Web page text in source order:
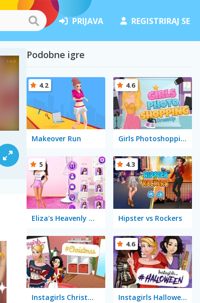
PRIJAVA REGISTRIRAJ SE
Podobne igre
Makeover Run
4.2
Girls Photoshopping Dressup
4.6
Eliza's Heavenly Wedding
5
Hipster vs Rockers
4.3
Instagirls Christmas Dress Up Instagirls Halloween Dress Up
4.6